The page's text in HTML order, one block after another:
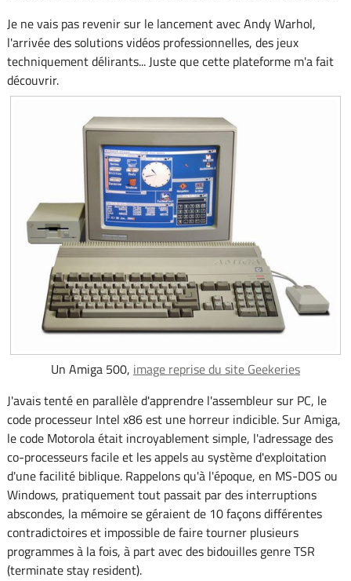
Je ne vais pas revenir sur le lancement avec Andy Warhol,
l'arrivée des solutions vidéos professionnelles, des jeux
techniquement délirants... Juste que cette plateforme m'a fait
découvrir.
Un Amiga 500, image reprise du site Geekeries
J'avais tenté en parallèle d'apprendre l'assembleur sur PC, le
code processeur Intel x86 est une horreur indicible. Sur Amiga,
le code Motorola était incroyablement simple, l'adressage des
co-processeurs facile et les appels au système d'exploitation
d'une facilité biblique. Rappelons qu'à l'époque, en MS-DOS ou
Windows, pratiquement tout passait par des interruptions
abscondes, la mémoire se géraient de 10 façons différentes
contradictoires et impossible de faire tourner plusieurs
programmes à la fois, à part avec des bidouilles genre TSR
(terminate stay resident).